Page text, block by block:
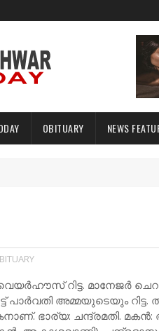
OBITUARY NEWS
റിട്ട. മാനേജർ
പാർവതി അമ്മയുടെയും
ഭാര്യ: ചന്ദ്രമതി.